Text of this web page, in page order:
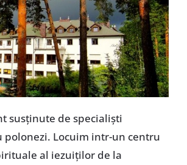
susţinute de specialişti
polonezi. Locuim intr-un centru
al iezuiţilor de la